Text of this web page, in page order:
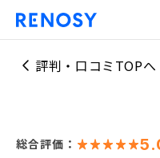
評判・口コミTOPへ
総合評価：